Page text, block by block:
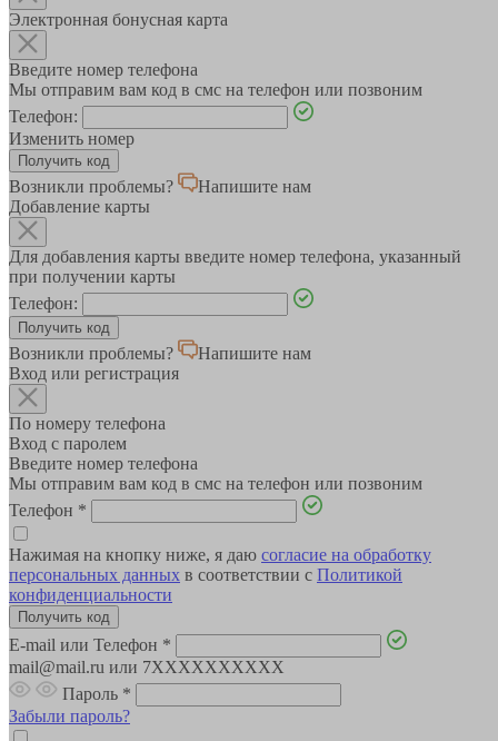
Электронная бонусная карта
Введите номер телефона
Мы отправим вам код в смс на телефон или позвоним
Телефон:
Изменить номер
Возникли проблемы?
Напишите нам
Добавление карты
Для добавления карты введите номер телефона, указанный
при получении карты
Телефон:
Возникли проблемы?
Напишите нам
Вход или регистрация
По номеру телефона
Вход с паролем
Введите номер телефона
Мы отправим вам код в смс на телефон или позвоним
Телефон *
Нажимая на кнопку ниже, я даю согласие на обработку
персональных данных в соответствии с Политикой
конфиденциальности
E-mail или Телефон *
mail@mail.ru или 7XXXXXXXXXX
Пароль *
Забыли пароль?